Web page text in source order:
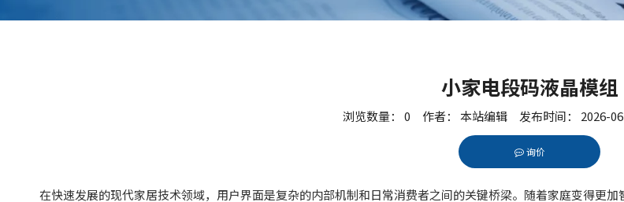
小家电段码液晶模组
浏览数量： 0 作者： 本站编辑 发布时间： 2026-
询价
在快速发展的现代家居技术领域，用户界面是复杂的内部机制和日常消费者之间的关键桥梁。随着家庭变得更